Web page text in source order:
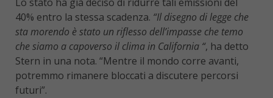
40% entro la stessa scadenza. “Il disegno di legge che
sta morendo è stato un riflesso dell’impasse che temo
che siamo a capoverso il clima in California “, ha detto
Stern in una nota. “Mentre il mondo corre avanti,
potremmo rimanere bloccati a discutere percorsi
futuri”.